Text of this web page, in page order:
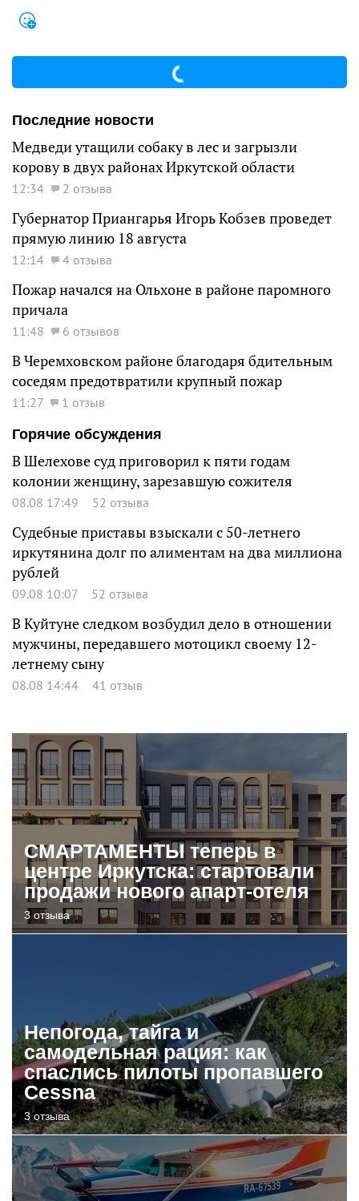
Последние новости
Медведи утащили собаку в лес и загрызли
корову в двух районах Иркутской области
12:34 2 отзыва
Губернатор Приангарья Игорь Кобзев проведет
прямую линию 18 августа
12:14 4 отзыва
Пожар начался на Ольхоне в районе паромного
причала
11:48 6 отзывов
В Черемховском районе благодаря бдительным
соседям предотвратили крупный пожар
11:27
1 отзыв
Горячие обсуждения
В Шелехове суд приговорил к пяти годам
колонии женщину, зарезавшую сожителя
08.08 17:49 52 отзыва
Судебные приставы взыскали с 50-летнего
иркутянина долг по алиментам на два миллиона
рублей
09.08 10:07 52 отзыва
В Куйтуне следком возбудил дело в отношении
мужчины, передавшего мотоцикл своему 12-
летнему сыну
08.08 14:44 41 отзыв
СМАРТАМЕНТЫ теперь в
центре Иркутска: стартовали
продажи нового апарт-отеля
3 отзыва
Непогода, тайга и
самодельная рация: как
спаслись пилоты пропавшего
Cessna
3 отзыва